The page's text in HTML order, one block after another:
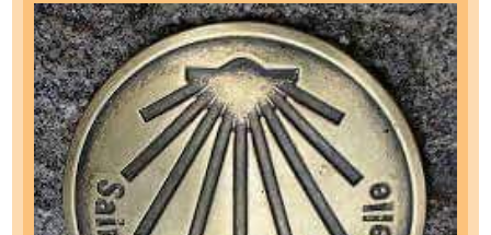
(suite)